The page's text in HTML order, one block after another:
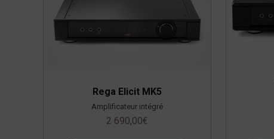
Rega Elicit MK5
Amplificateur intégré
2 690,00€